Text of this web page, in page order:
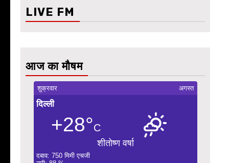
LIVE FM
आज का मौषम
शुक्रवार अगस्त
दिल्ली
+28°C
शीतोष्ण वर्षा
दबाव: 750 मिमी एचजी